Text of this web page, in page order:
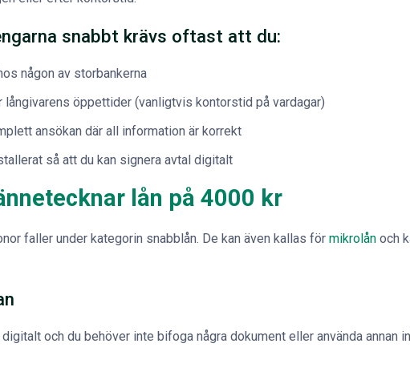
snabbt krävs oftast att du:
någon av storbankerna
långivarens öppettider (vanligtvis kontorstid på vardagar)
ansökan där all information är korrekt
så att du kan signera avtal digitalt
lån på 4000 kr
faller under kategorin snabblån. De kan även kallas för mikrolånoch
och du behöver inte bifoga några dokument eller använda annan